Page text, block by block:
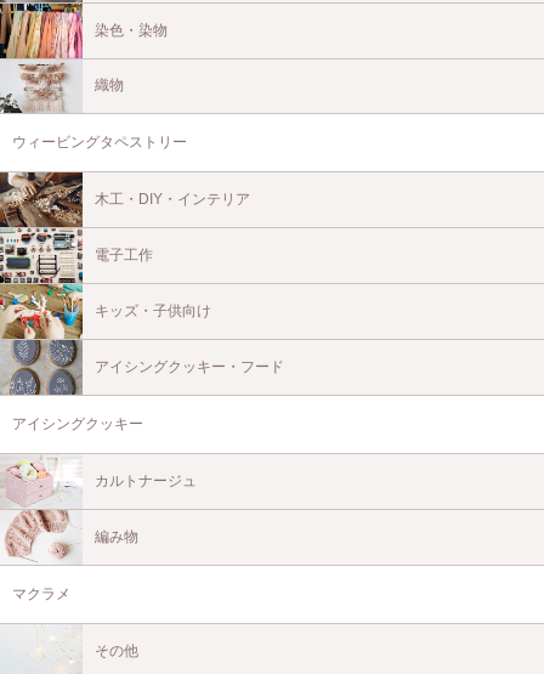
染色・染物
織物
ウィービングタペストリー
木工・DIY・インテリア
電子工作
キッズ・子供向け
アイシングクッキー・フード
アイシングクッキー
カルトナージュ
編み物
マクラメ
その他